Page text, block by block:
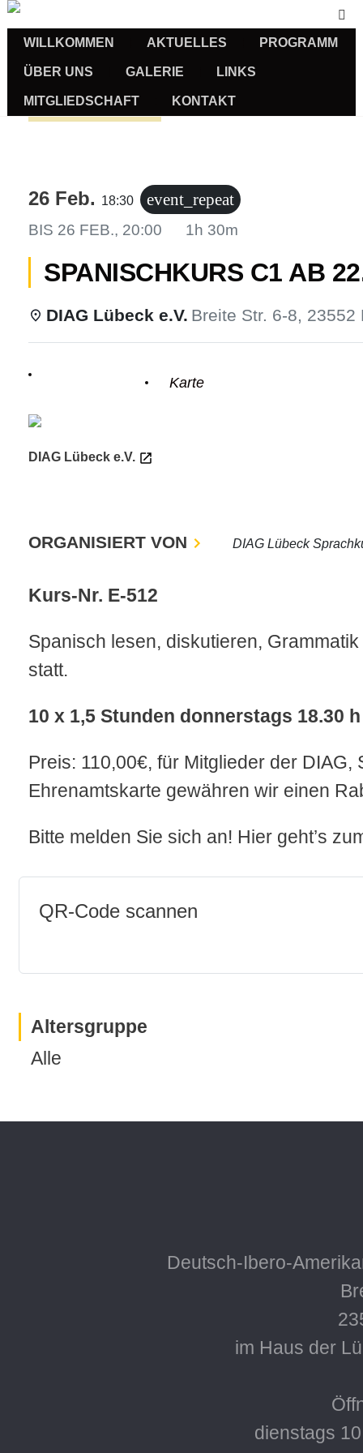
WILLKOMMEN AKTUELLES PROGRAMM
ÜBER UNS GALERIE LINKS
MITGLIEDSCHAFT KONTAKT
Sprachkurse
26 Feb. 18:30 event_repeat
BIS 26 FEB., 20:00 1h 30m
SPANISCHKURS C1 AB
DIAG Lübeck e.V. Breite Str. 6-8, 23552
Karte
DIAG Lübeck e.V.
ORGANISIERT VON DIAG Lübeck
Kurs-Nr. E-512
Spanisch lesen, diskutieren,
statt.
10 x 1,5 Stunden donnerstags 18.30
Preis: 110,00€, für Mitglieder der
Ehrenamtskarte gewähren wir einen
Bitte melden Sie sich an! Hier geht’s
QR-Code scannen
Altersgruppe
Alle
Deutsch-Ibero-
im Haus der
dienstags